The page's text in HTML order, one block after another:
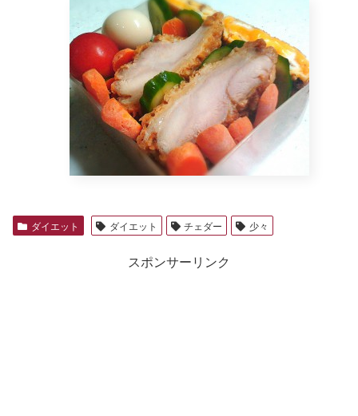
ダイエット ダイエット チェダー 少々
スポンサーリンク